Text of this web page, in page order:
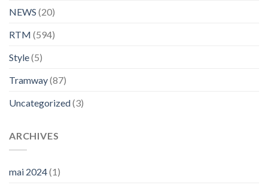
NEWS (20)
RTM (594)
Style(5)
Tramway(87)
Uncategorized(3)
ARCHIVES
mai 2024(1)